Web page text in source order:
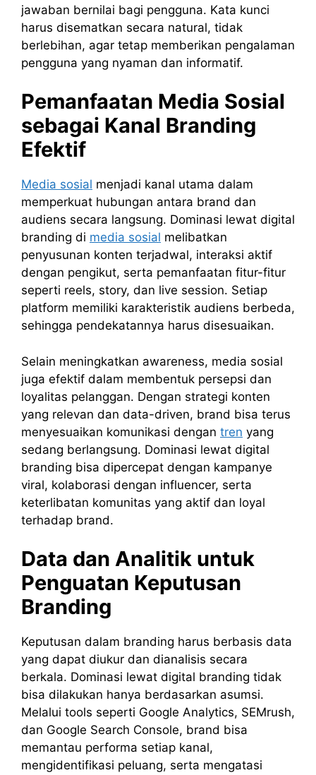
jawaban bernilai bagi pengguna. Kata kunci
harus disematkan secara natural, tidak
berlebihan, agar tetap memberikan pengalaman
pengguna yang nyaman dan informatif.
Pemanfaatan Media Sosial
sebagai Kanal Branding
Efektif
Media sosial menjadi kanal utama dalam
memperkuat hubungan antara brand dan
audiens secara langsung. Dominasi lewat digital
branding di media sosial melibatkan
penyusunan konten terjadwal, interaksi aktif
dengan pengikut, serta pemanfaatan fitur-fitur
seperti reels, story, dan live session. Setiap
platform memiliki karakteristik audiens berbeda,
sehingga pendekatannya harus disesuaikan.
Selain meningkatkan awareness, media sosial
juga efektif dalam membentuk persepsi dan
loyalitas pelanggan. Dengan strategi konten
yang relevan dan data-driven, brand bisa terus
menyesuaikan komunikasi dengan tren yang
sedang berlangsung. Dominasi lewat digital
branding bisa dipercepat dengan kampanye
viral, kolaborasi dengan influencer, serta
keterlibatan komunitas yang aktif dan loyal
terhadap brand.
Data dan Analitik untuk
Penguatan Keputusan
Branding
Keputusan dalam branding harus berbasis data
yang dapat diukur dan dianalisis secara
berkala. Dominasi lewat digital branding tidak
bisa dilakukan hanya berdasarkan asumsi.
Melalui tools seperti Google Analytics, SEMrush,
dan Google Search Console, brand bisa
memantau performa setiap kanal,
mengidentifikasi peluang, serta mengatasi